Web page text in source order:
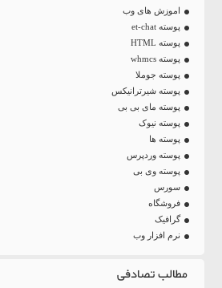
اموزش های وب
پوسته et-chat
پوسته HTML
پوسته whmcs
پوسته جوملا
پوسته شیرترانیکس
پوسته مای بی بی
پوسته نیوک
پوسته ها
پوسته وردپرس
پوسته وی بی
سورس
فروشگاه
گرافیک
نرم افزار وب
مطالب تصادفی